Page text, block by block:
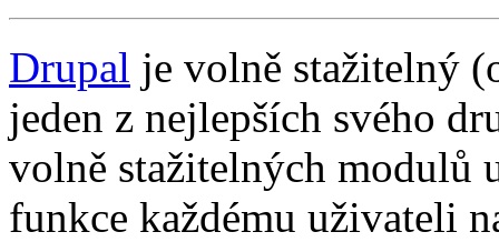
Drupal je volně stažitelný
jeden z nejlepších svého
volně stažitelných modulů
funkce každému uživateli